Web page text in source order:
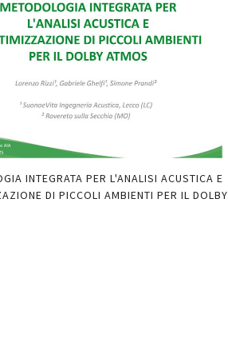
INTEGRATA PER L'ANALISI ACUSTICA E
DI PICCOLI AMBIENTI PER IL DOLBY